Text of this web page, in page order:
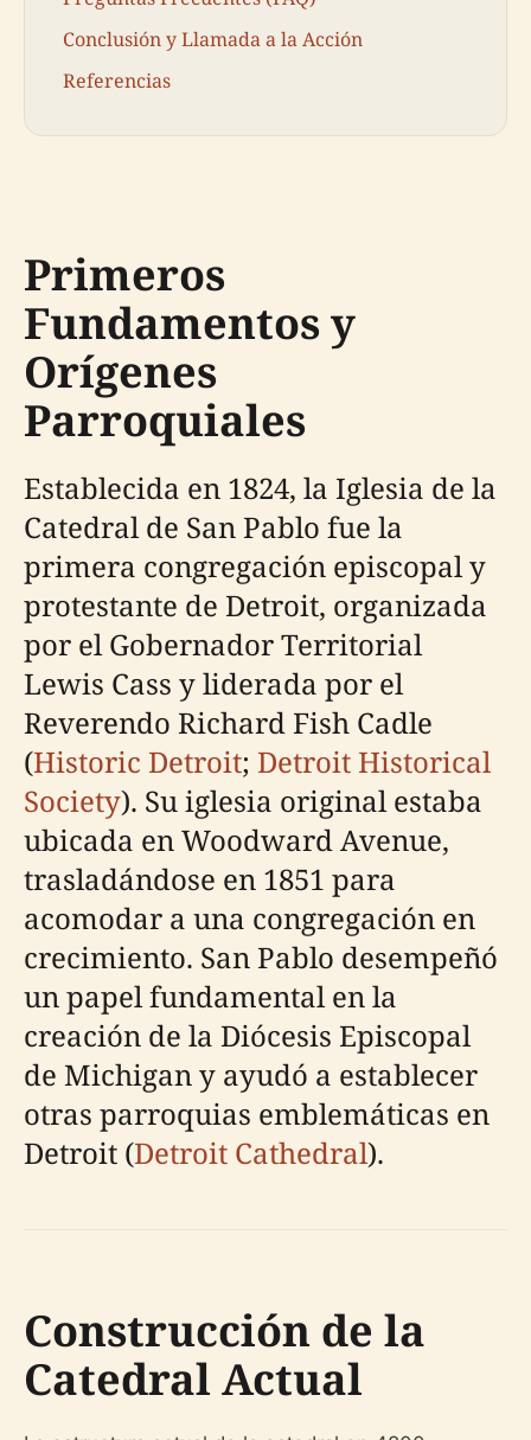
Conclusión y Llamada a la Acción
Referencias
Primeros
Fundamentos y
Orígenes
Parroquiales
Establecida en 1824, la Iglesia de la
Catedral de San Pablo fue la
primera congregación episcopal y
protestante de Detroit, organizada
por el Gobernador Territorial
Lewis Cass y liderada por el
Reverendo Richard Fish Cadle
(Historic Detroit; Detroit Historical
Society). Su iglesia original estaba
ubicada en Woodward Avenue,
trasladándose en 1851 para
acomodar a una congregación en
crecimiento. San Pablo desempeñó
un papel fundamental en la
creación de la Diócesis Episcopal
de Michigan y ayudó a establecer
otras parroquias emblemáticas en
Detroit (Detroit Cathedral).
Construcción de la
Catedral Actual